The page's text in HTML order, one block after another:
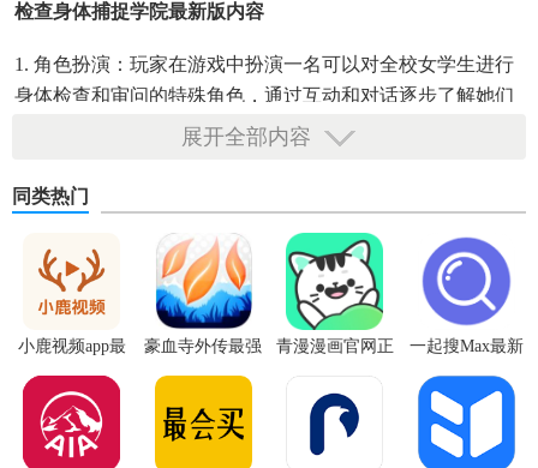
检查身体捕捉学院最新版内容
1. 角色扮演：玩家在游戏中扮演一名可以对全校女学生进行
身体检查和审问的特殊角色，通过互动和对话逐步了解她们
的背景和健康状况。
剧情和隐藏内容，体验不同的故事线。
3. 任务挑战：游戏设有多种任务和挑战，玩家需要在规定时
间内完成任务，以获得奖励和解锁更多内容。
检查身体捕捉学院最新版特色
1. 丰富的角色搭配：游戏内拥有多样化的角色设计，每个角
色都有独特的造型和性格特点，玩家可以根据自己的喜好进
行搭配。
展开全部内容
同类热门
小鹿视频app最
新版
豪血寺外传最强
传说无限血版
青漫漫画官网正
一起搜Max最新
版